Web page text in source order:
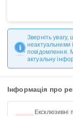
Зверніть увагу,
неактуальними
повідомлення.
актуальну
Інформація про
Ексклюзивні